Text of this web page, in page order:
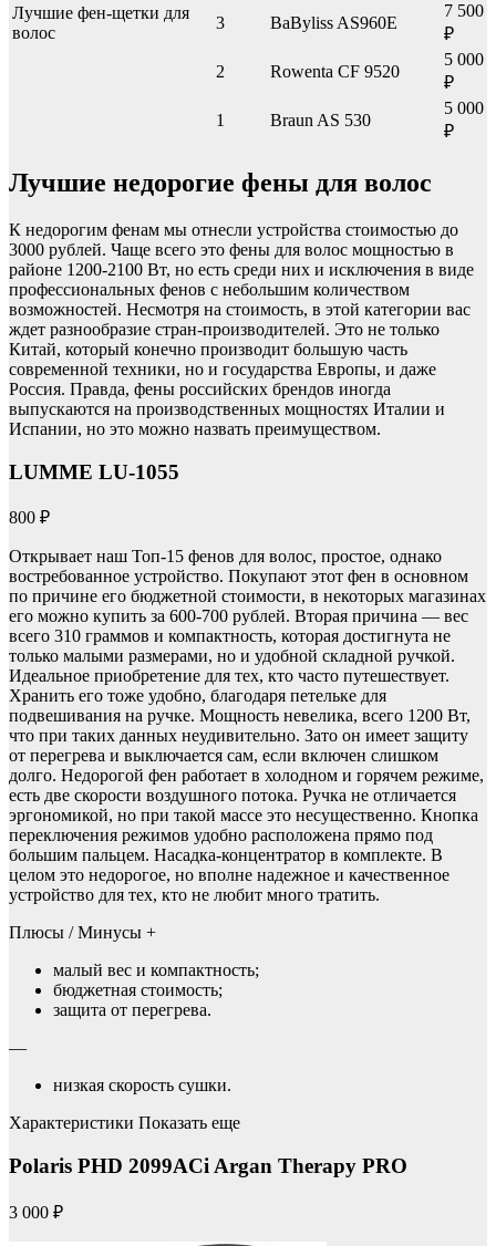
Лучшие фен-щетки для
волос
3
BaByliss AS960E
7 500
₽
2
Rowenta CF 9520
5 000
₽
1
Braun AS 530
5 000
₽
Лучшие недорогие фены для волос
К недорогим фенам мы отнесли устройства стоимостью до
3000 рублей. Чаще всего это фены для волос мощностью в
районе 1200-2100 Вт, но есть среди них и исключения в виде
профессиональных фенов с небольшим количеством
возможностей. Несмотря на стоимость, в этой категории вас
ждет разнообразие стран-производителей. Это не только
Китай, который конечно производит большую часть
современной техники, но и государства Европы, и даже
Россия. Правда, фены российских брендов иногда
выпускаются на производственных мощностях Италии и
Испании, но это можно назвать преимуществом.
LUMME LU-1055
800 ₽
Открывает наш Топ-15 фенов для волос, простое, однако
востребованное устройство. Покупают этот фен в основном
по причине его бюджетной стоимости, в некоторых магазинах
его можно купить за 600-700 рублей. Вторая причина — вес
всего 310 граммов и компактность, которая достигнута не
только малыми размерами, но и удобной складной ручкой.
Идеальное приобретение для тех, кто часто путешествует.
Хранить его тоже удобно, благодаря петельке для
подвешивания на ручке. Мощность невелика, всего 1200 Вт,
что при таких данных неудивительно. Зато он имеет защиту
от перегрева и выключается сам, если включен слишком
долго. Недорогой фен работает в холодном и горячем режиме,
есть две скорости воздушного потока. Ручка не отличается
эргономикой, но при такой массе это несущественно. Кнопка
переключения режимов удобно расположена прямо под
большим пальцем. Насадка-концентратор в комплекте. В
целом это недорогое, но вполне надежное и качественное
устройство для тех, кто не любит много тратить.
Плюсы / Минусы +
малый вес и компактность;
бюджетная стоимость;
защита от перегрева.
—
низкая скорость сушки.
Характеристики Показать еще
Polaris PHD 2099ACi Argan Therapy PRO
3 000 ₽